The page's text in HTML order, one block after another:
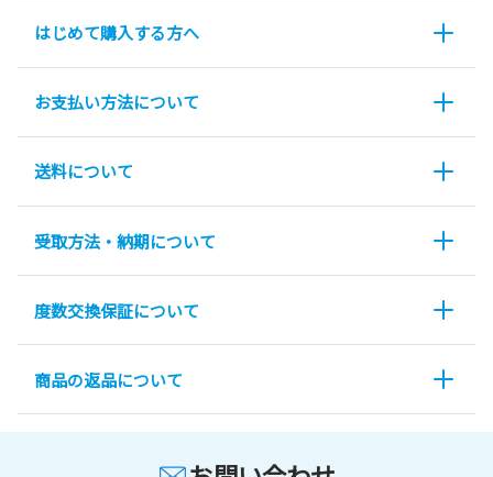
はじめて購入する方へ
お支払い方法について
送料について
受取方法・納期について
度数交換保証について
商品の返品について